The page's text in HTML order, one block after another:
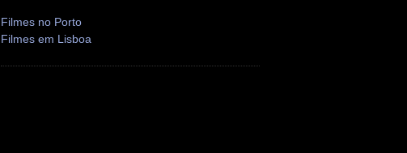
Filmes no Porto
Filmes em Lisboa